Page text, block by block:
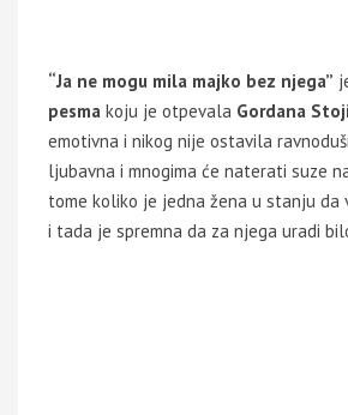
“Ja ne mogu mila majko bez njega”
pesma koju je otpevala Gordana
emotivna i nikog nije ostavila
ljubavna i mnogima će naterati suze
tome koliko je jedna žena u stanju da
i tada je spremna da za njega uradi